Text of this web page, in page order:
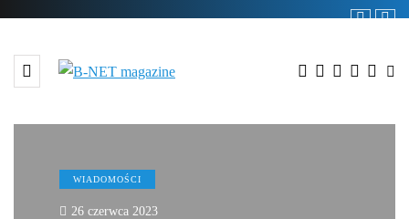
WIADOMOŚCI
26 czerwca 2023